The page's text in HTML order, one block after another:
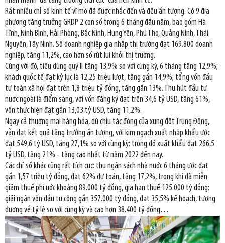
Rất nhiều chỉ số kinh tế vĩ mô đã được nhắc đến và đều ấn tượng. Có 9 địa
phương tăng trưởng GRDP 2 con số trong 6 tháng đầu năm, bao gồm Hà
Tĩnh, Ninh Bình, Hải Phòng, Bắc Ninh, Hưng Yên, Phú Thọ, Quảng Ninh, Thái
Nguyên, Tây Ninh. Số doanh nghiệp gia nhập thị trường đạt 169.800 doanh
nghiệp, tăng 11,2%, cao hơn số rút lui khỏi thị trường.
Cùng với đó, tiêu dùng quý II tăng 13,9% so với cùng kỳ, 6 tháng tăng 12,9%;
khách quốc tế đạt kỷ lục là 12,25 triệu lượt, tăng gần 14,9%; tổng vốn đầu
tư toàn xã hội đạt trên 1,8 triệu tỷ đồng, tăng gần 13%. Thu hút đầu tư
nước ngoài là điểm sáng, với vốn đăng ký đạt trên 34,6 tỷ USD, tăng 61%,
vốn thực hiện đạt gần 13,03 tỷ USD, tăng 11,2%.
Ngay cả thương mại hàng hóa, dù chịu tác động của xung đột Trung Đông,
vẫn đạt kết quả tăng trưởng ấn tượng, với kim ngạch xuất nhập khẩu ước
đạt 549,6 tỷ USD, tăng 27,1% so với cùng kỳ; trong đó xuất khẩu đạt 266,5
tỷ USD, tăng 21% - tăng cao nhất từ năm 2022 đến nay.
Các chỉ số khác cũng rất tích cực: thu ngân sách nhà nước 6 tháng ước đạt
gần 1,57 triệu tỷ đồng, đạt 62% dự toán, tăng 17,2%, trong khi đã miễn
giảm thuế phí ước khoảng 89.000 tỷ đồng, gia hạn thuế 125.000 tỷ đồng;
giải ngân vốn đầu tư công gần 357.000 tỷ đồng, đạt 35,5% kế hoạch, tương
đương về tỷ lệ so với cùng kỳ và cao hơn 38.400 tỷ đồng…